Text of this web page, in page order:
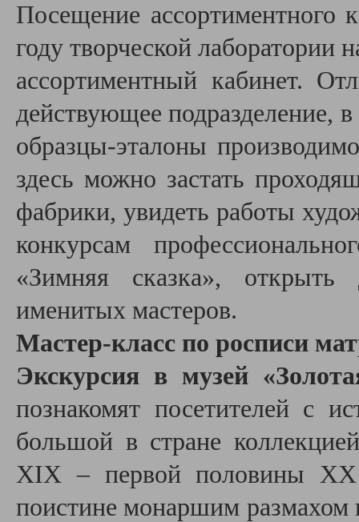
Посещение ассортиментного
году творческой лаборатории
ассортиментный кабинет.
действующее подразделение,
образцы-эталоны
здесь можно застать
фабрики, увидеть работы
конкурсам
«Зимняя сказка»,
именитых мастеров.
Мастер-класс по росписи
Экскурсия в музей
познакомят посетителей с
большой в стране
XIX – первой половины XX
поистине монаршим размахом